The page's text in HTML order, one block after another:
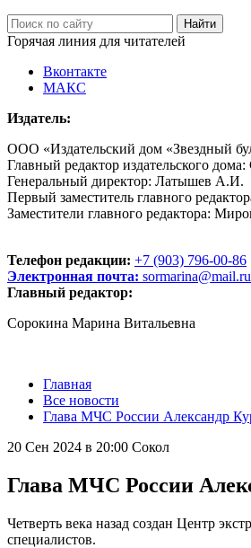
Горячая линия для читателей
Вконтакте
МАКС
Издатель:
ООО «Издательский дом «Звездный
Главный редактор издательского
Генеральный директор: Латышев А.И.
Первый заместитель главного
Заместители главного редактора:
Телефон редакции: +7 (903) 796-00-86
Электронная почта: sormarina@mail.ru
Главный редактор:
Сорокина Марина Витальевна
Главная
Все новости
Глава МЧС России Александр
20 Сен 2024 в 20:00 Сокол
Глава МЧС России
Четверть века назад создан Центр
специалистов.